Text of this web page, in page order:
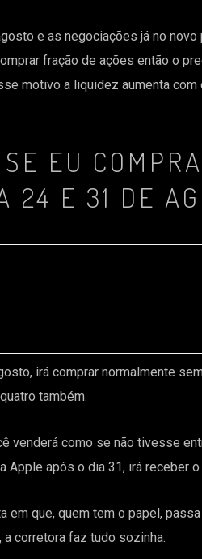
e as negociações já no
fração de ações então o
motivo a liquidez aumenta com
EU
24 E 31 DE
irá comprar normalmente
também.
venderá como se não tivesse
Apple após o dia 31, irá receber
em que, quem tem o papel,
corretora faz tudo sozinha.